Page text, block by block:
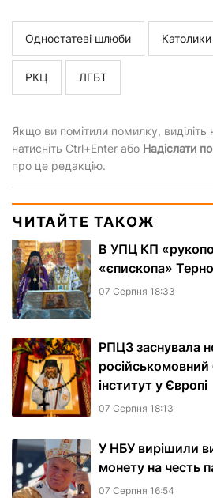
Одностатеві шлюби Католики
РКЦ ЛГБТ
Якщо ви помітили помилку, виділіть
натисніть Ctrl+Enter або Надіслати
про це редакцію.
ЧИТАЙТЕ ТАКОЖ
В УПЦ КП
«єпископа»
07 Серпня 18:33
РПЦЗ заснувала
інститут у Європі
07 Серпня 18:13
У НБУ вирішили
монету на честь
07 Серпня 16:54